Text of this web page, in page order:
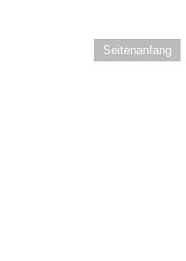
Seitenanfang